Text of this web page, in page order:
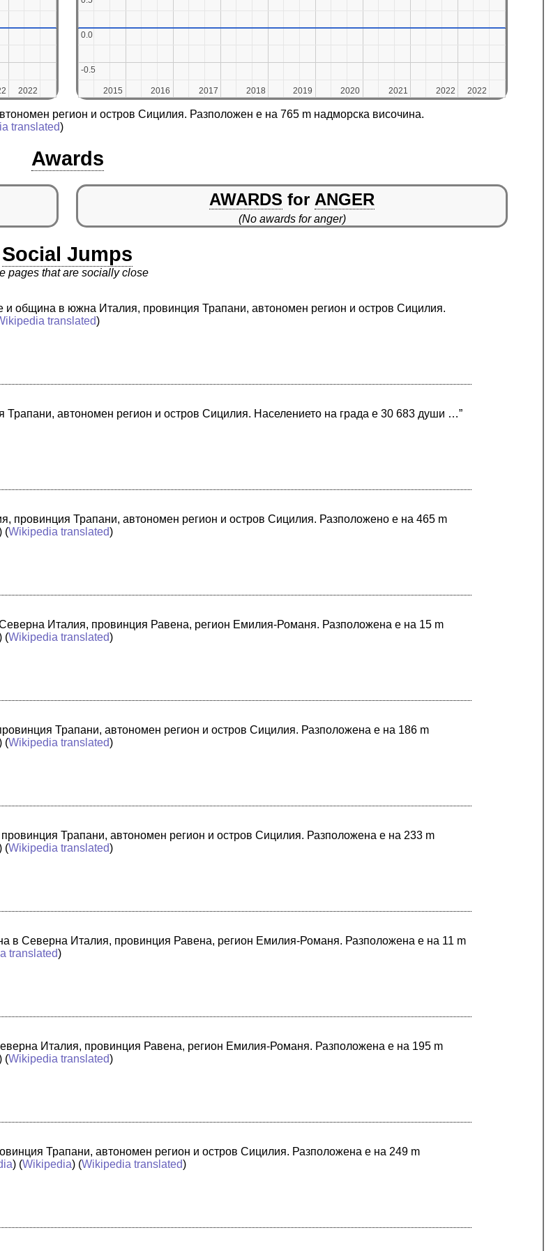
2022
2022 2015
2015 2016
2016 2017
2017 2018
2018 2019
2019 2020
2020 2021
2021 2022
2022 2022
2022
-0.5
-0.5
0.0
0.0
регион и остров Сицилия. Разположен е на 765 m надморска височина.
translated)
Awards
AWARDS for ANGER
(No awards for anger)
Social Jumps
pages that are socially close
и община в южна Италия, провинция Трапани, автономен регион и остров Сицилия.
translated)
автономен регион и остров Сицилия. Населението на града е 30 683 души …”
провинция Трапани, автономен регион и остров Сицилия. Разположено е на 465 m
(Wikipedia translated)
Италия, провинция Равена, регион Емилия-Романя. Разположена е на 15 m
(Wikipedia translated)
Трапани, автономен регион и остров Сицилия. Разположена е на 186 m
(Wikipedia translated)
Трапани, автономен регион и остров Сицилия. Разположена е на 233 m
(Wikipedia translated)
в Северна Италия, провинция Равена, регион Емилия-Романя. Разположена е на 11 m
translated)
Италия, провинция Равена, регион Емилия-Романя. Разположена е на 195 m
(Wikipedia translated)
Трапани, автономен регион и остров Сицилия. Разположена е на 249 m
) (Wikipedia) (Wikipedia translated)